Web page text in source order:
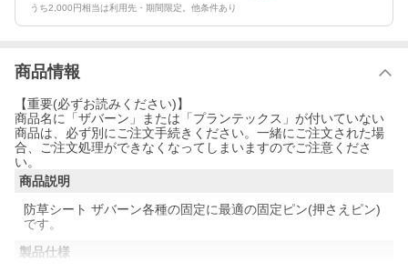
うち2,000円相当は利用先・期間限定。他条件あり
商品情報
【重要(必ずお読みください)】
商品名に「ザバーン」または「プランテックス」が付いていない
商品は、必ず別にご注文手続きください。一緒にご注文された場
合、ご注文処理ができなくなってしまいますのでご注意くださ
い。
商品説明
防草シート ザバーン各種の固定に最適の固定ピン(押さえピン)
です。
製品仕様